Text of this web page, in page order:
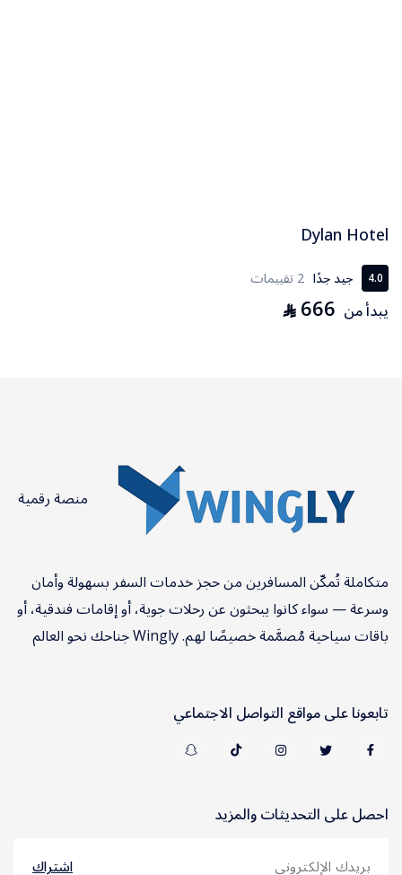
Dylan Hotel
4.0 جيد جدًا 2 تقييمات
يبدأ من 666
⃁
منصة رقمية
متكاملة تُمكّن المسافرين من حجز خدمات السفر بسهولة وأمان
وسرعة — سواء كانوا يبحثون عن رحلات جوية، أو إقامات فندقية، أو
باقات سياحية مُصمَّمة خصيصًا لهم. Wingly جناحك نحو العالم
تابعونا على مواقع التواصل الاجتماعي
احصل على التحديثات والمزيد
اشتراك